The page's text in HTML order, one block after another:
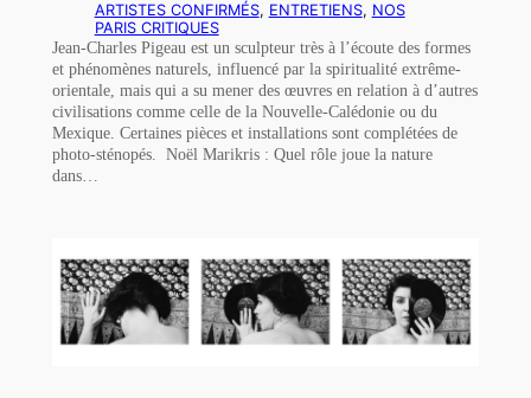
ARTISTES CONFIRMÉS, ENTRETIENS, NOS
PARIS CRITIQUES
Jean-Charles Pigeau est un sculpteur très à l’écoute des formes
et phénomènes naturels, influencé par la spiritualité extrême-
orientale, mais qui a su mener des œuvres en relation à d’autres
civilisations comme celle de la Nouvelle-Calédonie ou du
Mexique. Certaines pièces et installations sont complétées de
photo-sténopés. Noël Marikris : Quel rôle joue la nature
dans…